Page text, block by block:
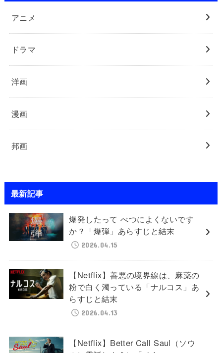
アニメ
ドラマ
洋画
漫画
邦画
最新記事
爆発したって べつによくないです
か？「爆弾」あらすじと結末
2026.04.15
【Netflix】善悪の境界線は、麻薬の
粉で白く濁っている「ナルコス」あ
らすじと結末
2026.04.13
【Netflix】Better Call Saul（ソウ